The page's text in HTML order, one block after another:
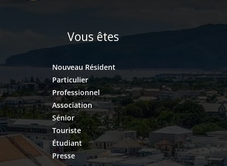
Vous êtes
Nouveau Résident
Particulier
Professionnel
Association
Sénior
Touriste
Étudiant
Presse